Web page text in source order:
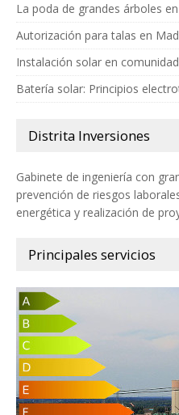
La poda de grandes árboles
Autorización para talas en
Instalación solar en
Batería solar: Principios
Distrita Inversiones
Gabinete de ingeniería con
prevención de riesgos
energética y realización de
Principales servicios